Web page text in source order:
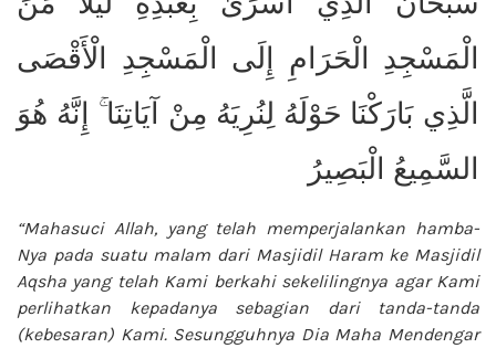
الْمَسْجِدِ الْحَرَامِ إِلَى الْمَسْجِدِ الْأَقْصَى
الَّذِي بَارَكْنَا حَوْلَهُ لِنُرِيَهُ مِنْ آيَاتِنَا ۚ إِنَّهُ هُوَ
السَّمِيعُ الْبَصِيرُ
“Mahasuci Allah, yang telah memperjalankan hamba-
Nya pada suatu malam dari Masjidil Haram ke Masjidil
Aqsha yang telah Kami berkahi sekelilingnya agar Kami
perlihatkan kepadanya sebagian dari tanda-tanda
(kebesaran) Kami. Sesungguhnya Dia Maha Mendengar